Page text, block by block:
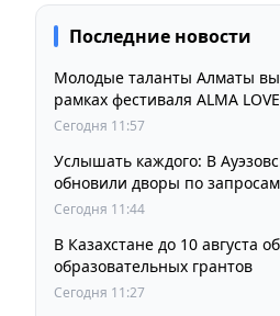
Последние новости
Молодые таланты Алматы
рамках фестиваля ALMA LOVE
Сегодня 11:57
Услышать каждого: В
обновили дворы по
Сегодня 11:44
В Казахстане до 10 августа
образовательных грантов
Сегодня 11:27